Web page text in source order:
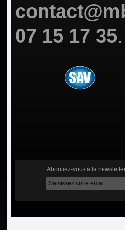
07 15 17 35.
Abonnez-vous a la